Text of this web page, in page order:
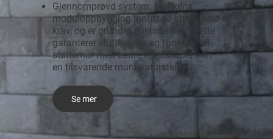
Gjennomprøvd system: blokkens
moduloppbygging innfrir de strengeste
krav, og er grundig dokumentert. Dette
garanterer sluttkunder en funksjonell
støttemur med bedre egenskaper enn
en tilsvarende mur i naturstein.
Se mer